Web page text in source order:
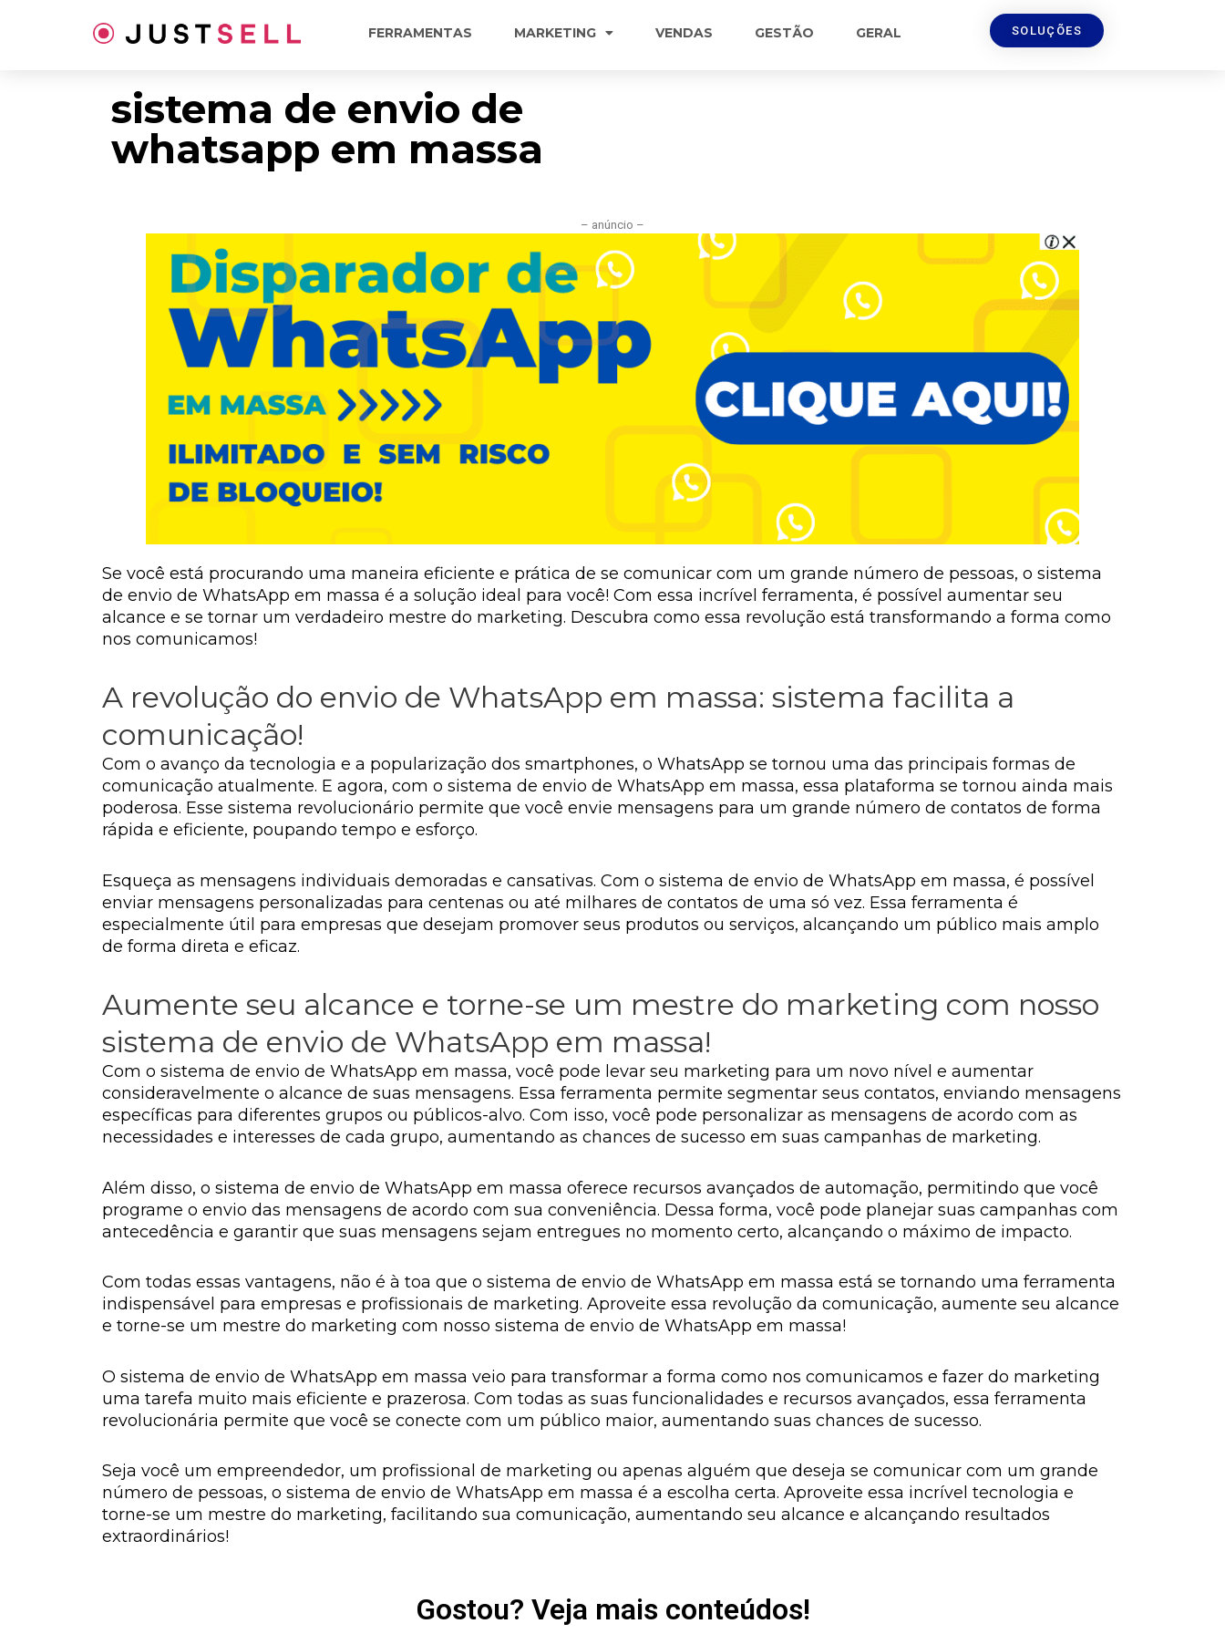
FERRAMENTAS MARKETING VENDAS GESTÃO GERAL SOLUÇÕES
sistema de envio de
whatsapp em massa
– anúncio –
Se você está procurando uma maneira eficiente e prática de se comunicar com um grande número de pessoas, o sistema
de envio de WhatsApp em massa é a solução ideal para você! Com essa incrível ferramenta, é possível aumentar seu
alcance e se tornar um verdadeiro mestre do marketing. Descubra como essa revolução está transformando a forma como
nos comunicamos!
A revolução do envio de WhatsApp em massa: sistema facilita a
comunicação!
Com o avanço da tecnologia e a popularização dos smartphones, o WhatsApp se tornou uma das principais formas de
comunicação atualmente. E agora, com o sistema de envio de WhatsApp em massa, essa plataforma se tornou ainda mais
poderosa. Esse sistema revolucionário permite que você envie mensagens para um grande número de contatos de forma
rápida e eficiente, poupando tempo e esforço.
Esqueça as mensagens individuais demoradas e cansativas. Com o sistema de envio de WhatsApp em massa, é possível
enviar mensagens personalizadas para centenas ou até milhares de contatos de uma só vez. Essa ferramenta é
especialmente útil para empresas que desejam promover seus produtos ou serviços, alcançando um público mais amplo
de forma direta e eficaz.
Aumente seu alcance e torne-se um mestre do marketing com nosso
sistema de envio de WhatsApp em massa!
Com o sistema de envio de WhatsApp em massa, você pode levar seu marketing para um novo nível e aumentar
consideravelmente o alcance de suas mensagens. Essa ferramenta permite segmentar seus contatos, enviando mensagens
específicas para diferentes grupos ou públicos-alvo. Com isso, você pode personalizar as mensagens de acordo com as
necessidades e interesses de cada grupo, aumentando as chances de sucesso em suas campanhas de marketing.
Além disso, o sistema de envio de WhatsApp em massa oferece recursos avançados de automação, permitindo que você
programe o envio das mensagens de acordo com sua conveniência. Dessa forma, você pode planejar suas campanhas com
antecedência e garantir que suas mensagens sejam entregues no momento certo, alcançando o máximo de impacto.
Com todas essas vantagens, não é à toa que o sistema de envio de WhatsApp em massa está se tornando uma ferramenta
indispensável para empresas e profissionais de marketing. Aproveite essa revolução da comunicação, aumente seu alcance
e torne-se um mestre do marketing com nosso sistema de envio de WhatsApp em massa!
O sistema de envio de WhatsApp em massa veio para transformar a forma como nos comunicamos e fazer do marketing
uma tarefa muito mais eficiente e prazerosa. Com todas as suas funcionalidades e recursos avançados, essa ferramenta
revolucionária permite que você se conecte com um público maior, aumentando suas chances de sucesso.
Seja você um empreendedor, um profissional de marketing ou apenas alguém que deseja se comunicar com um grande
número de pessoas, o sistema de envio de WhatsApp em massa é a escolha certa. Aproveite essa incrível tecnologia e
torne-se um mestre do marketing, facilitando sua comunicação, aumentando seu alcance e alcançando resultados
extraordinários!
Gostou? Veja mais conteúdos!